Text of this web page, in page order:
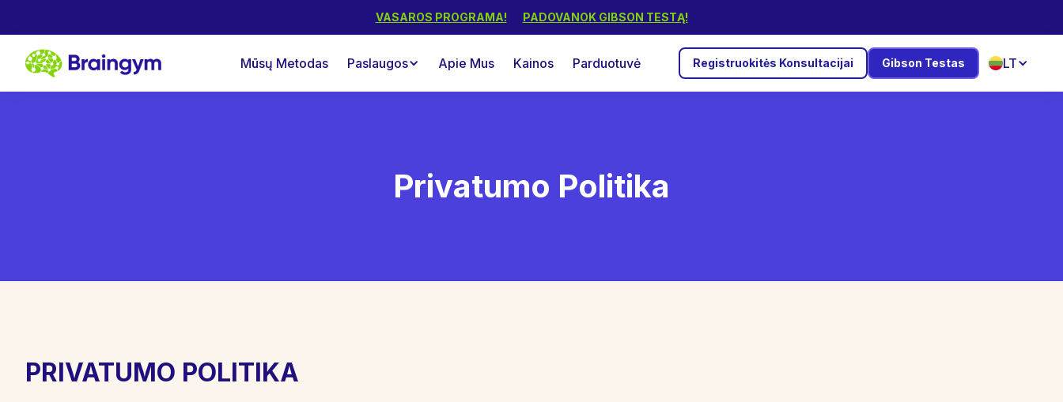
VASAROS PROGRAMA! PADOVANOK GIBSON TESTĄ!
Mūsų Metodas Paslaugos Apie Mus Kainos Parduotuvė Registruokitės Konsultacijai Gibson Testas LT
Privatumo Politika
PRIVATUMO POLITIKA